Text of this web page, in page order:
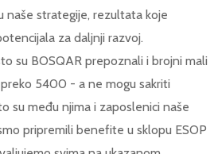
naše strategije, rezultata koje
za daljnji razvoj.
su BOSQAR prepoznali i brojni mali
5400 - a ne mogu sakriti
su među njima i zaposlenici naše
pripremili benefite u sklopu ESOP